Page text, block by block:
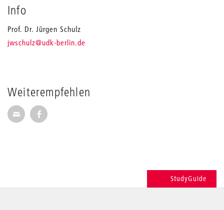
Weiterempfehlen
Seite per E-Mail weiterempfehlen
Seite auf Facebook weiterempfehlen
Info
Prof. Dr. Jürgen Schulz
jwschulz_
@udk-berlin.de
StudyGuide